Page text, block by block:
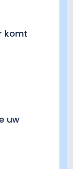
komt
uw